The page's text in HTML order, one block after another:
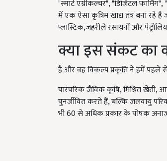
"स्मार्ट एग्रीकल्चर", "डिजिटल
में एक ऐसा कृत्रिम खाद्य तंत्र बना रहे
प्लास्टिक,जहरीले रसायनों और
क्या इस संकट का
है और वह विकल्प प्रकृति ने हमें पहले
पारंपरिक जैविक कृषि, मिश्रित खेती,
पुनर्जीवित करते हैं, बल्कि जलवायु
भी 60 से अधिक प्रकार के पोषक